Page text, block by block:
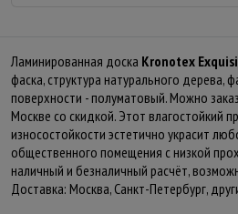
Ламинированная доска Kronotex
фаска, структура натурального дерева,
поверхности - полуматовый. Можно
Москве со скидкой. Этот влагостойкий
износостойкости эстетично украсит
общественного помещения с низкой
наличный и безналичный расчёт,
Доставка: Москва, Санкт-Петербург,